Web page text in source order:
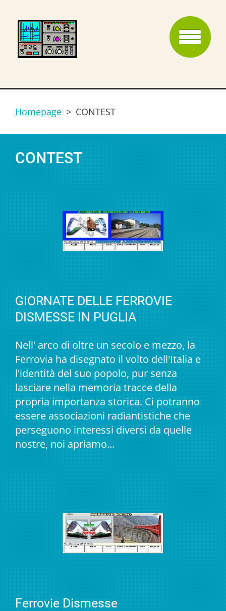
Homepage > CONTEST
CONTEST
GIORNATE DELLE FERROVIE
DISMESSE IN PUGLIA
Nell' arco di oltre un secolo e mezzo, la
Ferrovia ha disegnato il volto dell'Italia e
l'identità del suo popolo, pur senza
lasciare nella memoria tracce della
propria importanza storica. Ci potranno
essere associazioni radiantistiche che
perseguono interessi diversi da quelle
nostre, noi apriamo...
Ferrovie Dismesse